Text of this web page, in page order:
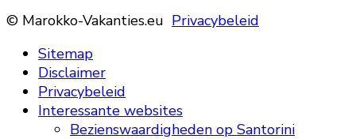
© Marokko-Vakanties.eu Privacybeleid
Sitemap
Disclaimer
Privacybeleid
Interessante websites
Bezienswaardigheden op Santorini